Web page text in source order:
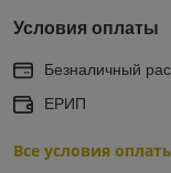
Условия оплаты
Безналичный
ЕРИП
Все условия